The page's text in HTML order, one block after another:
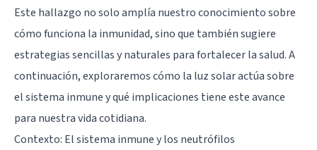
Este hallazgo no solo amplía nuestro conocimiento sobre
cómo funciona la inmunidad, sino que también sugiere
estrategias sencillas y naturales para fortalecer la salud. A
continuación, exploraremos cómo la luz solar actúa sobre
el sistema inmune y qué implicaciones tiene este avance
para nuestra vida cotidiana.
Contexto: El sistema inmune y los neutrófilos